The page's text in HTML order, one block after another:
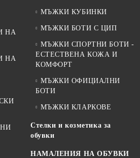
НА
НА
МЪЖКИ КУБИНКИ
МЪЖКИ БОТИ С ЦИП
МЪЖКИ СПОРТНИ БОТИ -
ЕСТЕСТВЕНА КОЖА И
КОМФОРТ
МЪЖКИ ОФИЦИАЛНИ
БОТИ
МЪЖКИ КЛАРКОВЕ
Стелки и козметика за
обувки
НАМАЛЕНИЯ НА ОБУВКИ